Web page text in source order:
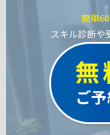
簡単
スキル診断や
無
ご